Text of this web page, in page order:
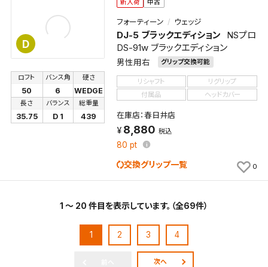
D
新入荷 中古
フォーティーン ウェッジ
DJ-5 ブラックエディション
NSプロ
DS-91w ブラックエディション
男性用右 グリップ交換可能
ロフト
50
バンス角
6
硬さ
WEDGE
長さ
35.75
バランス
D 1
総重量
439
リシャフト
リグリップ
付属品
ヘッドカバー
在庫店：春日井店
8,880 税込
80 pt
交換グリップ一覧 0
1 ～ 20 件目を表示しています。（全69件）
1 2 3 4
次へ